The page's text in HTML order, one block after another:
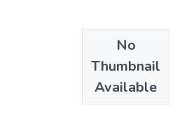
No
Thumbnail
Available